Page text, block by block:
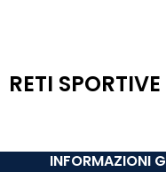
RETI
INFORMAZIONI